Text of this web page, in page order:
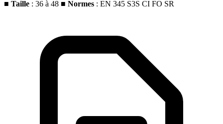
■ Taille : 36 à 48 ■ Normes : EN 345 S3S CI FO SR